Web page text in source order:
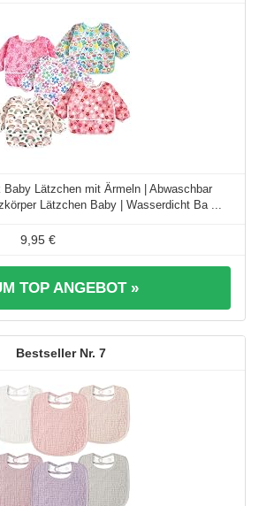
Baby Lätzchen mit Ärmeln | Abwaschbar
Lätzchen Baby | Wasserdicht Ba ...
9,95 €
TOP ANGEBOT »
7